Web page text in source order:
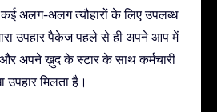
अलग-अलग त्यौहारों के लिए उपलब्ध
उपहार पैकेज पहले से ही अपने आप में
अपने ख़ुद के स्टार के साथ कर्मचारी
मिलता है।